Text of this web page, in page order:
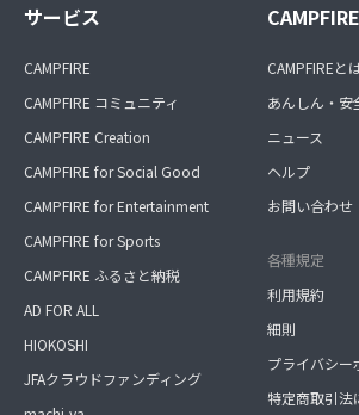
サービス
CAMPFIRE
CAMPFIRE コミュニティ
CAMPFIRE Creation
CAMPFIRE for Social Good
CAMPFIRE for Entertainment
CAMPFIRE for Sports
CAMPFIRE ふるさと納税
AD FOR ALL
HIOKOSHI
JFAクラウドファンディング
CAMPFIREと
あんしん・安
ニュース
ヘルプ
お問い合わせ
各種規定
利用規約
細則
プライバシー
特定商取引法